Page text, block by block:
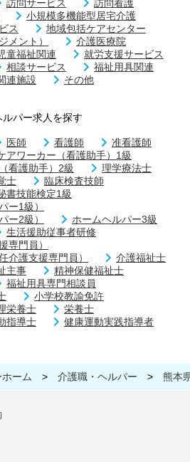
訪問サービス
訪問看護
小規模多機能型居宅介護
ス
地域包括ケアセンター
メント）
介護医療院
童福祉関連
就労支援サービス
相談サービス
福祉用具関連
連施設 その他
パー求人を探す
医師 看護師
准看護師
アワーカー（看護助手）1級
看護助手）2級
理学療法士
士
臨床検査技師
書技能検定1級
ー1級）
ー2級）
ホームヘルパー3級
生活援助従事者研修
専門員）
介護支援専門員）
介護福祉士
主事
精神保健福祉士
福祉用具専門相談員
小学校教諭免許
栄養士
栄養士
指導士
健康運動実践指導者
ーム > 介護職・ヘルパー > 熊本